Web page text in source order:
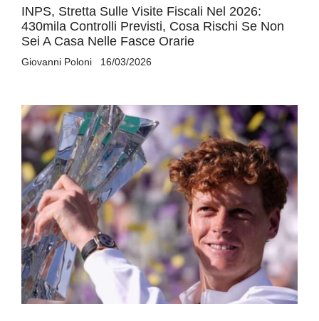
INPS, Stretta Sulle Visite Fiscali Nel 2026:
430mila Controlli Previsti, Cosa Rischi Se Non
Sei A Casa Nelle Fasce Orarie
Giovanni Poloni 16/03/2026